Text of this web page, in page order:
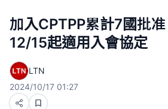
加入CPTPP累計7國批
12/15起適用入會協定
LTN
2024/10/17 01:27